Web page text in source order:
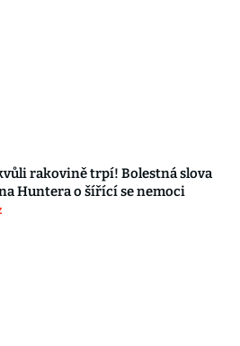
rakovině trpí! Bolestná slova
Huntera o šířící se nemoci